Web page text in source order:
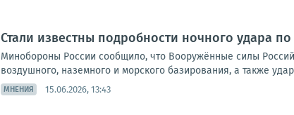
Стали известны подробности ночного удара
Минобороны России сообщило, что Вооружённые силы
воздушного, наземного и морского базирования, а также
МНЕНИЯ 15.06.2026, 13:43